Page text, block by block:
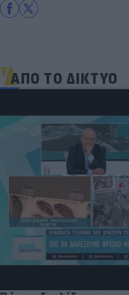
ΑΠΟ ΤΟ ΔΙΚΤΥΟ
Πρωτοφανές σκάνδαλο
«φουσκώνουν» τον
έχουν πλεονέκτημα